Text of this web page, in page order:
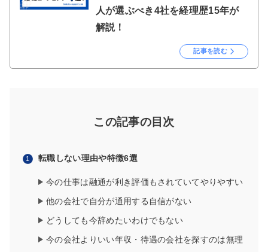
人が選ぶべき4社を経理歴15年が
解説！
記事を読む
この記事の目次
転職しない理由や特徴6選
今の仕事は融通が利き評価もされていてやりやすい
他の会社で自分が通用する自信がない
どうしても今辞めたいわけでもない
今の会社よりいい年収・待遇の会社を探すのは無理